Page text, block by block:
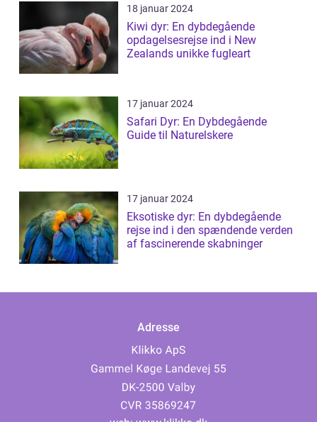
18 januar 2024
Kiwi dyr: En dybdegående
opdagelsesrejse ind i New
Zealands unikke fugleart
17 januar 2024
Safari Dyr: En Dybdegående
Guide til Naturelskere
17 januar 2024
Eksotiske dyr: En dybdegående
rejse ind i den spændende verden
af fascinerende skabninger
Adresse